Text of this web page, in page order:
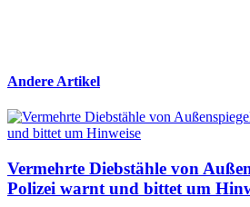
Andere Artikel
Vermehrte Diebstähle von
Polizei warnt und bittet um